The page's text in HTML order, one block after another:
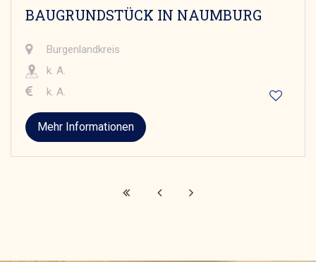
BAUGRUNDSTÜCK IN NAUMBURG
Burgenlandkreis
k. A.
k. A.
Mehr Informationen